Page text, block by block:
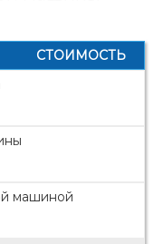
СТОИМОСТЬ
машиной